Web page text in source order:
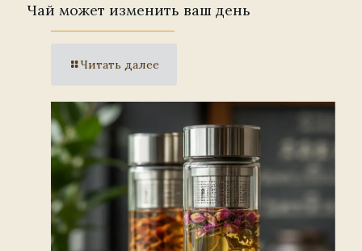
Чай может изменить ваш день
Читать далее